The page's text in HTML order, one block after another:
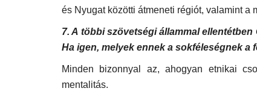
és Nyugat közötti átmeneti régiót, valamint a
7. A többi szövetségi állammal
Ha igen, melyek ennek a sokféleségnek a
Minden bizonnyal az, ahogyan etnikai
mentalitás.